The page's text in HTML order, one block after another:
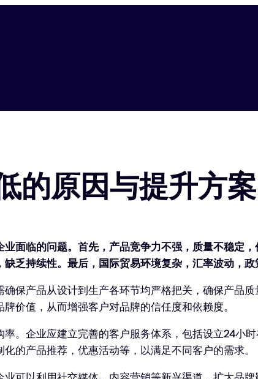
的原因与提升方案
面临的问题。首先，产品竞争力不强，质量不稳定
乏持续性。最后，国际贸易环境复杂，汇率波动，政
保产品从设计到生产各环节均严格把关，确保产品
价值，从而增强客户对品牌的信任度和依赖度。
。企业应建立完善的客户服务体系，包括设立24小
的产品推荐，优惠活动等，以满足不同客户的需求。